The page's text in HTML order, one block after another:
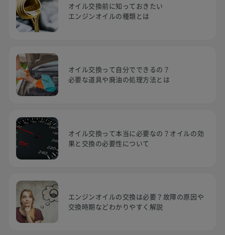
オイル交換前に知っておきたい
エンジンオイルの種類とは
オイル交換って自分でできるの？
必要な道具や廃油の処理方法とは
オイル交換って本当に必要なの？オイルの効
果と交換の必要性について
エンジンオイルの交換は必要？故障の原因や
交換時期などわかりやすく解説